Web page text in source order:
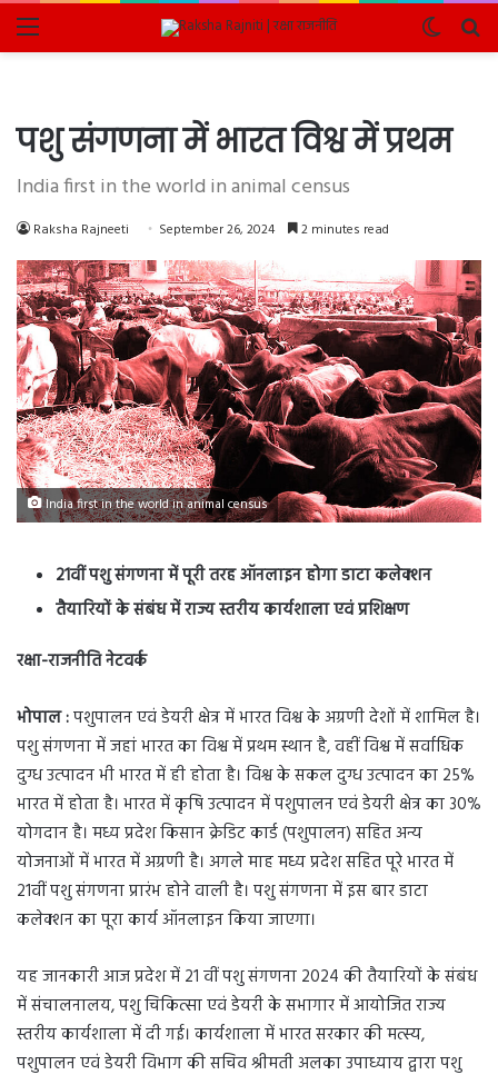
Menu
Switch
skin
पशु संगणना में भारत विश्व में प्रथम
India first in the world in animal census
Raksha Rajneeti September 26, 2024 2 minutes read
India first in the world in animal census
21वीं पशु संगणना में पूरी तरह ऑनलाइन होगा डाटा कलेक्शन
तैयारियों के संबंध में राज्य स्तरीय कार्यशाला एवं प्रशिक्षण
रक्षा-राजनीति नेटवर्क
भोपाल :पशुपालन एवं डेयरी क्षेत्र में भारत विश्व के अग्रणी देशों में शामिल है।
पशु संगणना में जहां भारत का विश्व में प्रथम स्थान है, वहीं विश्व में सर्वाधिक
दुग्ध उत्पादन भी भारत में ही होता है। विश्व के सकल दुग्ध उत्पादन का 25%
भारत में होता है। भारत में कृषि उत्पादन में पशुपालन एवं डेयरी क्षेत्र का 30%
योगदान है। मध्य प्रदेश किसान क्रेडिट कार्ड (पशुपालन) सहित अन्य
योजनाओं में भारत में अग्रणी है। अगले माह मध्य प्रदेश सहित पूरे भारत में
21वीं पशु संगणना प्रारंभ होने वाली है। पशु संगणना में इस बार डाटा
कलेक्शन का पूरा कार्य ऑनलाइन किया जाएगा।
यह जानकारी आज प्रदेश में 21 वीं पशु संगणना 2024 की तैयारियों के संबंध
में संचालनालय, पशु चिकित्सा एवं डेयरी के सभागार में आयोजित राज्य
स्तरीय कार्यशाला में दी गई। कार्यशाला में भारत सरकार की मत्स्य,
पशुपालन एवं डेयरी विभाग की सचिव श्रीमती अलका उपाध्याय द्वारा पशु